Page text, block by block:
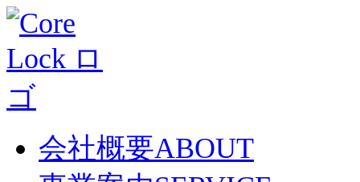
会社概要ABOUT